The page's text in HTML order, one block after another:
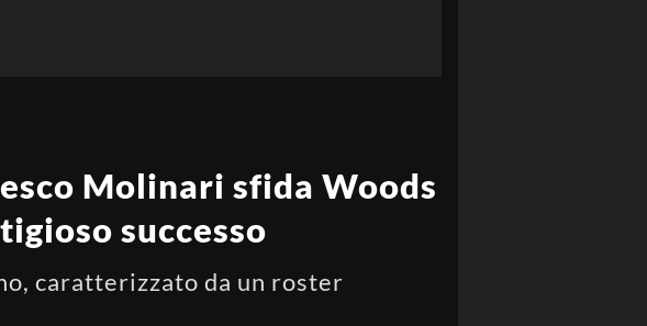
Molinari sfida Woods
successo
caratterizzato da un roster